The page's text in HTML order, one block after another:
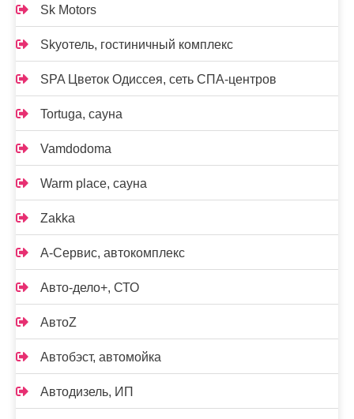
Sk Motors
Skyотель, гостиничный комплекс
SPA Цветок Одиссея, сеть СПА-центров
Tortuga, сауна
Vamdodoma
Warm place, сауна
Zakka
А-Сервис, автокомплекс
Авто-дело+, СТО
АвтоZ
Автобэст, автомойка
Автодизель, ИП